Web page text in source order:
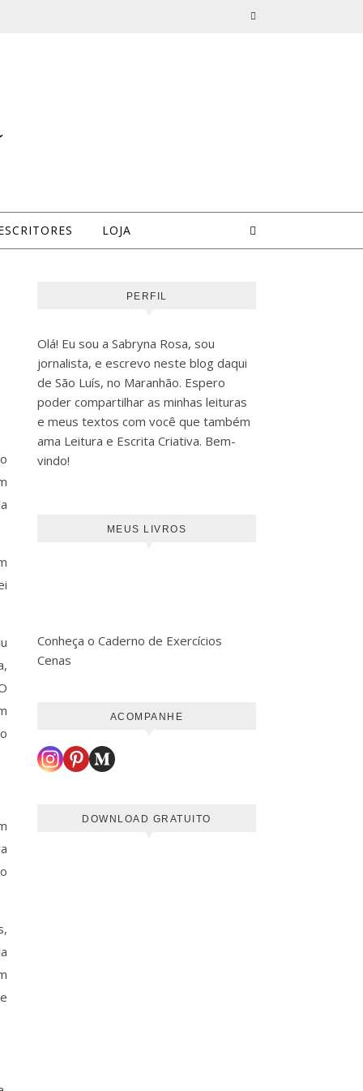
LOJA
PERFIL
Olá! Eu sou a Sabryna Rosa, sou
jornalista, e escrevo neste blog daqui
de São Luís, no Maranhão. Espero
poder compartilhar as minhas leituras
e meus textos com você que também
ama Leitura e Escrita Criativa. Bem-
vindo!
MEUS LIVROS
Conheça o Caderno de Exercícios
Cenas
ACOMPANHE
DOWNLOAD GRATUITO